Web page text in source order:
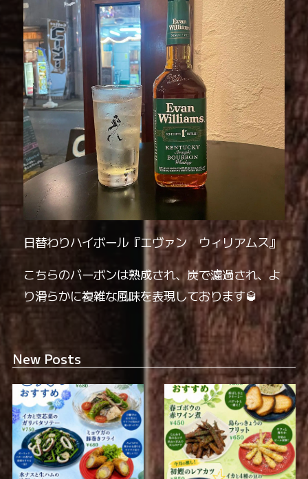
smoking_rooms全席喫煙可
日替わりハイボール『エヴァン ウィリアムス』
こちらのバーボンは熟成され、炭で濾過され、よ
り滑らかに複雑な風味を表現しております🥃
New Posts